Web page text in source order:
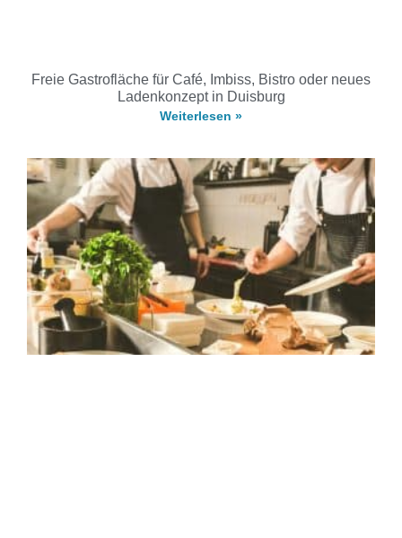
Freie Gastrofläche für Café, Imbiss, Bistro oder neues
Ladenkonzept in Duisburg
Weiterlesen »